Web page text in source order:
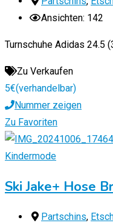
Ansichten: 142
Turnschuhe Adidas 24.5
Zu Verkaufen
5€(verhandelbar)
Nummer zeigen
Zu Favoriten
Kindermode
Ski Jake+ Hose
Partschins,